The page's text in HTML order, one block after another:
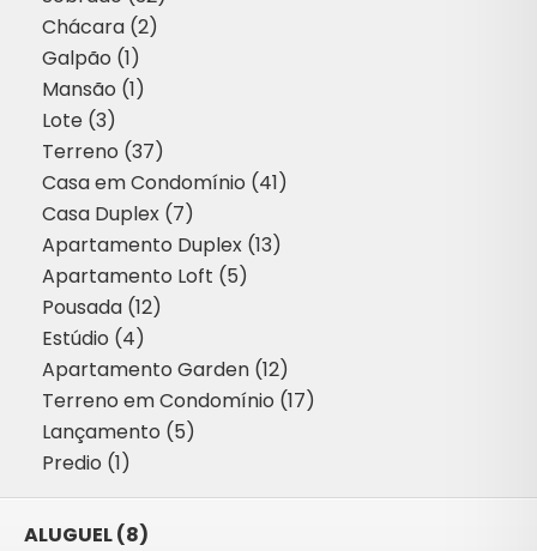
Chácara (2)
Galpão (1)
Mansão (1)
Lote (3)
Terreno (37)
Casa em Condomínio (41)
Casa Duplex (7)
Apartamento Duplex (13)
Apartamento Loft (5)
Pousada (12)
Estúdio (4)
Apartamento Garden (12)
Terreno em Condomínio (17)
Lançamento (5)
Predio (1)
ALUGUEL (8)